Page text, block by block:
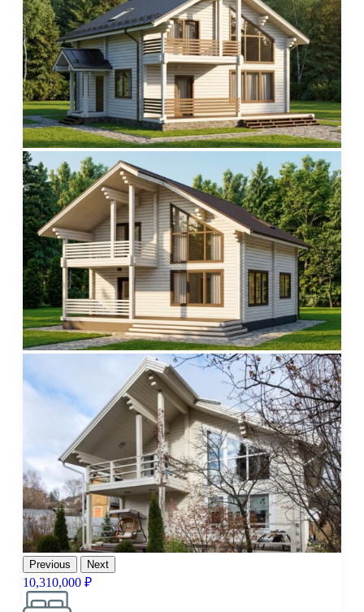
Previous Next
10,310,000 ₽